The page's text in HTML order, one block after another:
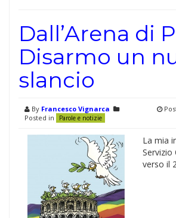
Dall’Arena di
Disarmo un
slancio
By Francesco Vignarca
Posted in
Parole e notizie
La mia
Servizio
verso il